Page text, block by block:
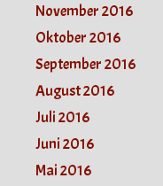
November 2016
Oktober 2016
September 2016
August 2016
Juli 2016
Juni 2016
Mai 2016